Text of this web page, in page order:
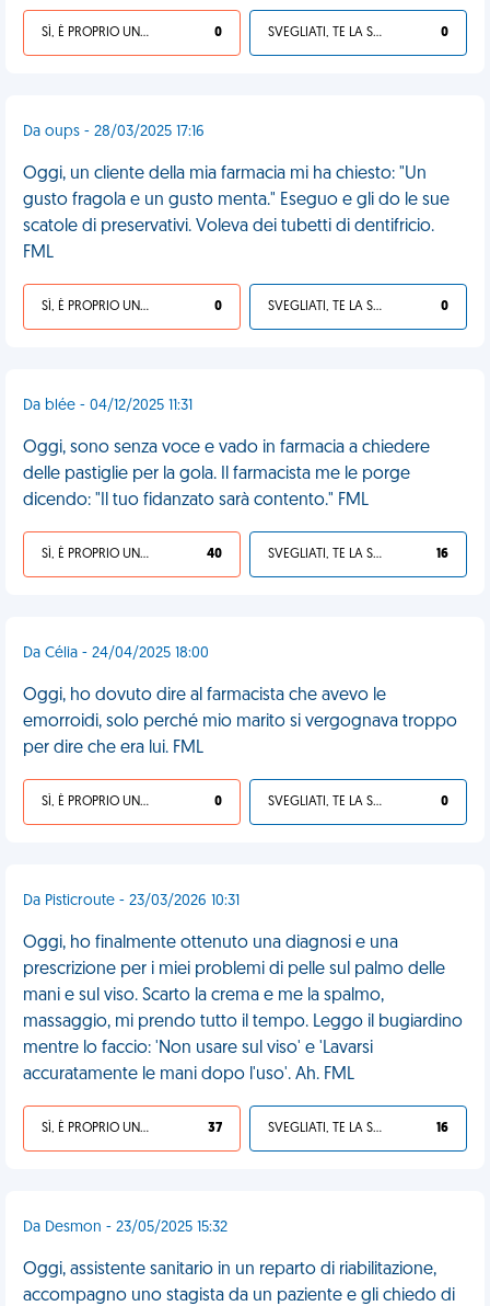
SÌ, È PROPRIO UNA VDM! 0 SVEGLIATI, TE LA SEI CERCATA! 0
Da oups - 28/03/2025 17:16
Oggi, un cliente della mia farmacia mi ha chiesto: "Un
gusto fragola e un gusto menta." Eseguo e gli do le sue
scatole di preservativi. Voleva dei tubetti di dentifricio.
FML
SÌ, È PROPRIO UNA VDM! 0 SVEGLIATI, TE LA SEI CERCATA! 0
Da blée - 04/12/2025 11:31
Oggi, sono senza voce e vado in farmacia a chiedere
delle pastiglie per la gola. Il farmacista me le porge
dicendo: "Il tuo fidanzato sarà contento." FML
SÌ, È PROPRIO UNA VDM! 40 SVEGLIATI, TE LA SEI CERCATA! 16
Da Célia - 24/04/2025 18:00
Oggi, ho dovuto dire al farmacista che avevo le
emorroidi, solo perché mio marito si vergognava troppo
per dire che era lui. FML
SÌ, È PROPRIO UNA VDM! 0 SVEGLIATI, TE LA SEI CERCATA! 0
Da Pisticroute - 23/03/2026 10:31
Oggi, ho finalmente ottenuto una diagnosi e una
prescrizione per i miei problemi di pelle sul palmo delle
mani e sul viso. Scarto la crema e me la spalmo,
massaggio, mi prendo tutto il tempo. Leggo il bugiardino
mentre lo faccio: 'Non usare sul viso' e 'Lavarsi
accuratamente le mani dopo l'uso'. Ah. FML
SÌ, È PROPRIO UNA VDM! 37 SVEGLIATI, TE LA SEI CERCATA! 16
Da Desmon - 23/05/2025 15:32
Oggi, assistente sanitario in un reparto di riabilitazione,
accompagno uno stagista da un paziente e gli chiedo di